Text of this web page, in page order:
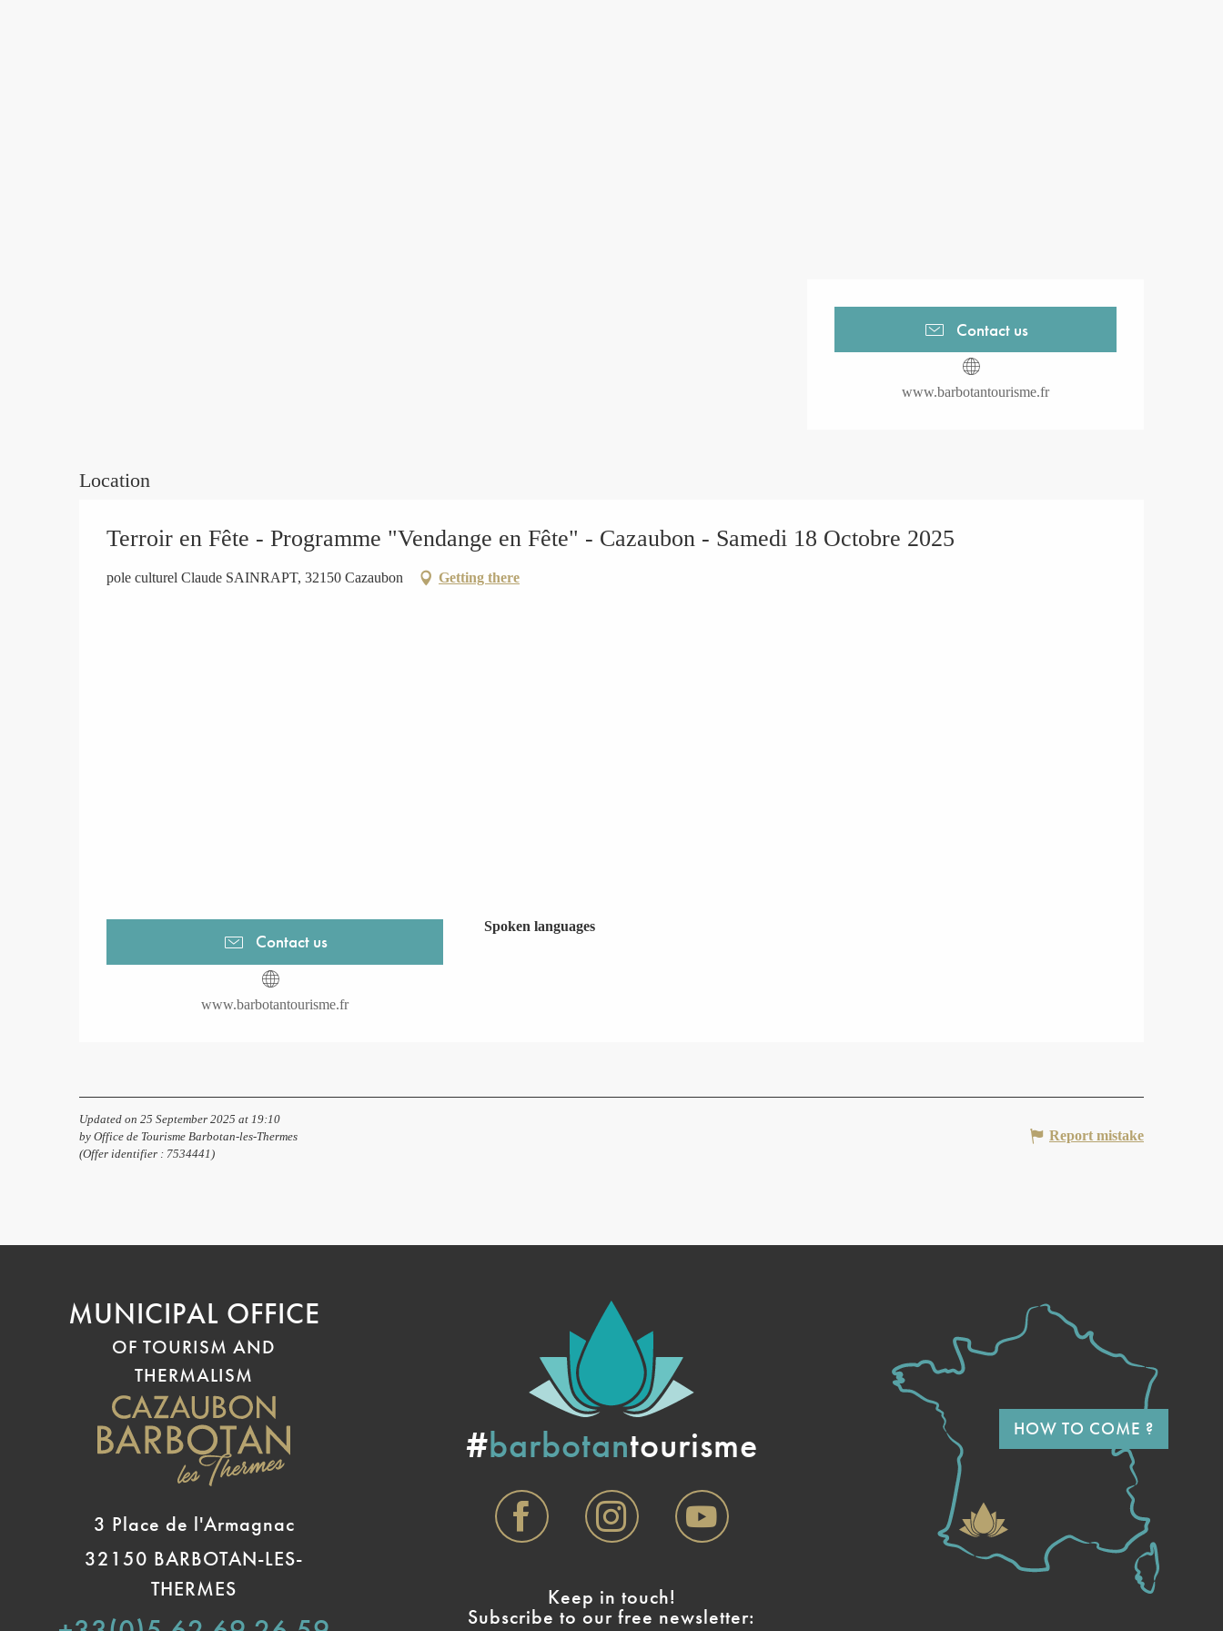
Contact us
www.barbotantourisme.fr
Location
Terroir en Fête - Programme "Vendange en Fête" - Cazaubon - Samedi 18 Octobre 2025
pole culturel Claude SAINRAPT, 32150 Cazaubon Getting there
Contact us
www.barbotantourisme.fr
Spoken languages
Spoken languages
Updated on 25 September 2025 at 19:10
by Office de Tourisme Barbotan-les-Thermes
(Offer identifier : 7534441 )
Report mistake
MUNICIPAL OFFICE
OF TOURISM AND
THERMALISM
3 Place de l'Armagnac
32150 BARBOTAN-LES-
THERMES
#barbotantourisme
Keep in touch!
Subscribe to our free newsletter:
HOW TO COME ?